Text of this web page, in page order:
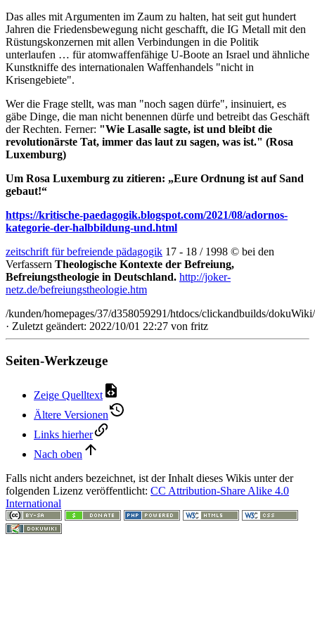
Das alles mit Argumenten im Zaum zu halten, hat seit gut hundert
Jahren die Friedensbewegung nicht geschafft, die IG Metall mit den
Rüstungskonzernen mit allen Verbindungen in die Politik
unterlaufen … für atomwaffenfähige U-Boote an Israel und ähnliche
Kunstkniffe des internationalen Waffenhandels "nicht in
Krisengebiete".
Wer die Frage stellt, was man "noch sagen dürfe", insinuiert, es
gäbe Dinge, die man nicht benennen dürfe und betreibt das Geschäft
der Rechten. Ferner: "Wie Lasalle sagte, ist und bleibt die
revolutionärste Tat, immer das laut zu sagen, was ist." (Rosa
Luxemburg)
Um Rosa Luxemburg zu zitieren: „Eure Ordnung ist auf Sand
gebaut!“
https://kritische-paedagogik.blogspot.com/2021/08/adornos-
kategorie-der-halbbildung-und.html
zeitschrift für befreiende pädagogik 17 - 18 / 1998 © bei den
Verfassern Theologische Kontexte der Befreiung,
Befreiungstheologie in Deutschland. http://joker-
netz.de/befreiungstheologie.htm
/kunden/homepages/37/d358059291/htdocs/clickandbuilds/
· Zuletzt geändert: 2022/10/01 22:27 von fritz
Seiten-Werkzeuge
Zeige Quelltext
Ältere Versionen
Links hierher
Nach oben
Falls nicht anders bezeichnet, ist der Inhalt dieses Wikis unter der
folgenden Lizenz veröffentlicht: CC Attribution-Share Alike 4.0
International